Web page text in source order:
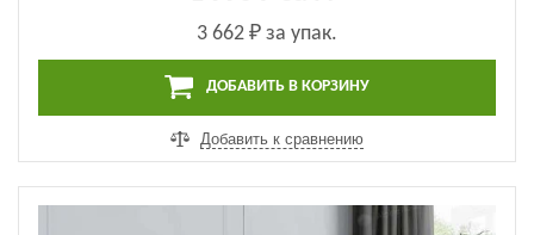
3 662 ₽ за упак.
ДОБАВИТЬ В КОРЗИНУ
Добавить к сравнению